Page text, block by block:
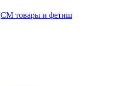
товары и фетиш